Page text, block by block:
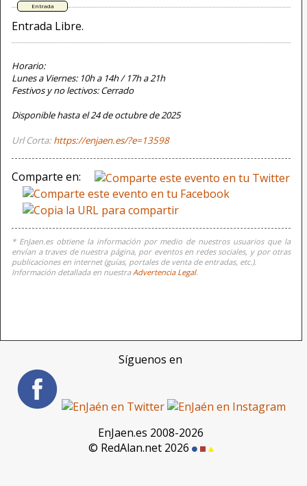
Entrada Libre.
Horario:
Lunes a Viernes: 10h a 14h / 17h a 21h
Festivos y no lectivos: Cerrado
Disponible hasta el 24 de octubre de 2025
Url Corta: https://enjaen.es/?e=13598
Comparte en:
* EnJaen.es obtiene la información por medio de nuestros usuarios que la
envían a traves de nuestra página, por eventos en redes sociales, y por otras
publicaciones en internet (guías, portales de venta de entradas, etc.).
Información detallada en nuestraAdvertencia Legal.
Síguenos en
EnJaen.es 2008-2026
© RedAlan.net 2026